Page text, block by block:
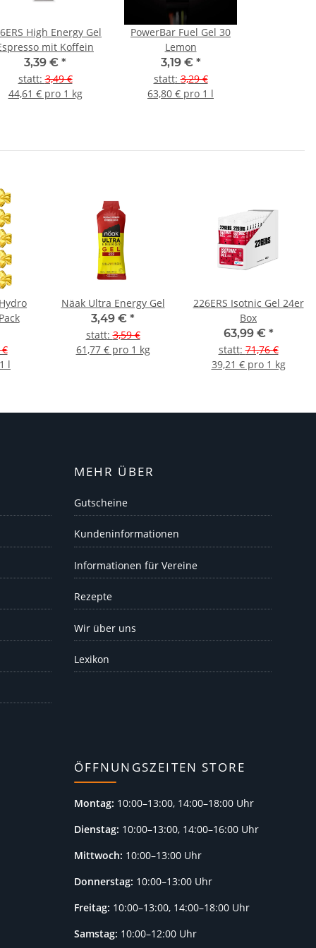
High Energy Gel
mit Koffein
3,39 € *
statt:3,49 €
44,61 € pro 1 kg
PowerBar Fuel Gel 30
Lemon
3,19 € *
statt:3,29 €
63,80 € pro 1 l
l
Näak Ultra Energy Gel
3,49 € *
statt:3,59 €
61,77 € pro 1 kg
226ERS Isotnic Gel 24er
Box
63,99 € *
statt:71,76 €
39,21 € pro 1 kg
MEHR ÜBER
Gutscheine
Kundeninformationen
Informationen für Vereine
Rezepte
Wir über uns
Lexikon
ÖFFNUNGSZEITEN STORE
Montag: 10:00–13:00, 14:00–18:00 Uhr
Dienstag: 10:00–13:00, 14:00–16:00 Uhr
Mittwoch: 10:00–13:00 Uhr
Donnerstag: 10:00–13:00 Uhr
Freitag: 10:00–13:00, 14:00–18:00 Uhr
Samstag: 10:00–12:00 Uhr